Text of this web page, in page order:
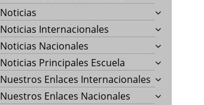
Noticias
Noticias Internacionales
Noticias Nacionales
Noticias Principales Escuela
Nuestros Enlaces Internacionales
Nuestros Enlaces Nacionales